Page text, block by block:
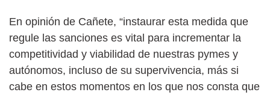
En opinión de Cañete, “instaurar esta medida que
regule las sanciones es vital para incrementar la
competitividad y viabilidad de nuestras pymes y
autónomos, incluso de su supervivencia, más si
cabe en estos momentos en los que nos consta que